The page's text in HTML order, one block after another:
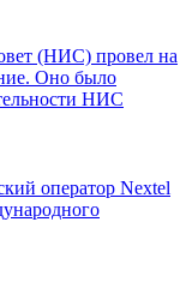
(НИС) провел на
Оно было
НИС
оператор Nextel